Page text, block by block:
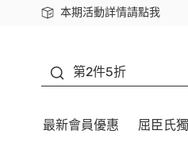
本期活動詳情請點我
下載app最高回饋$350
第2件5折
最新會員優惠 屈臣氏